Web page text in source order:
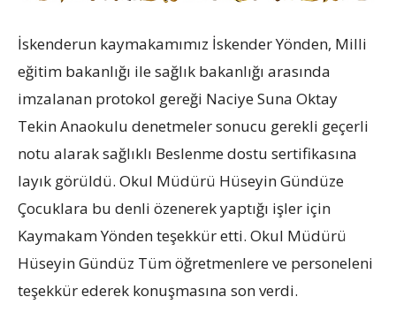
İskenderun kaymakamımız İskender Yönden, Milli
eğitim bakanlığı ile sağlık bakanlığı arasında
imzalanan protokol gereği Naciye Suna Oktay
Tekin Anaokulu denetmeler sonucu gerekli geçerli
notu alarak sağlıklı Beslenme dostu sertifikasına
layık görüldü. Okul Müdürü Hüseyin Gündüze
Çocuklara bu denli özenerek yaptığı işler için
Kaymakam Yönden teşekkür etti. Okul Müdürü
Hüseyin Gündüz Tüm öğretmenlere ve personeleni
teşekkür ederek konuşmasına son verdi.